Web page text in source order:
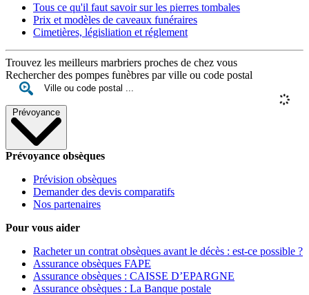
Tous ce qu'il faut savoir sur les pierres tombales
Prix et modèles de caveaux funéraires
Cimetières, législiation et réglement
Trouvez les meilleurs marbriers proches de chez vous
Rechercher des pompes funèbres par ville ou code postal
Prévoyance
Prévoyance obsèques
Prévision obsèques
Demander des devis comparatifs
Nos partenaires
Pour vous aider
Racheter un contrat obsèques avant le décès : est-ce possible ?
Assurance obsèques FAPE
Assurance obsèques : CAISSE D’EPARGNE
Assurance obsèques : La Banque postale